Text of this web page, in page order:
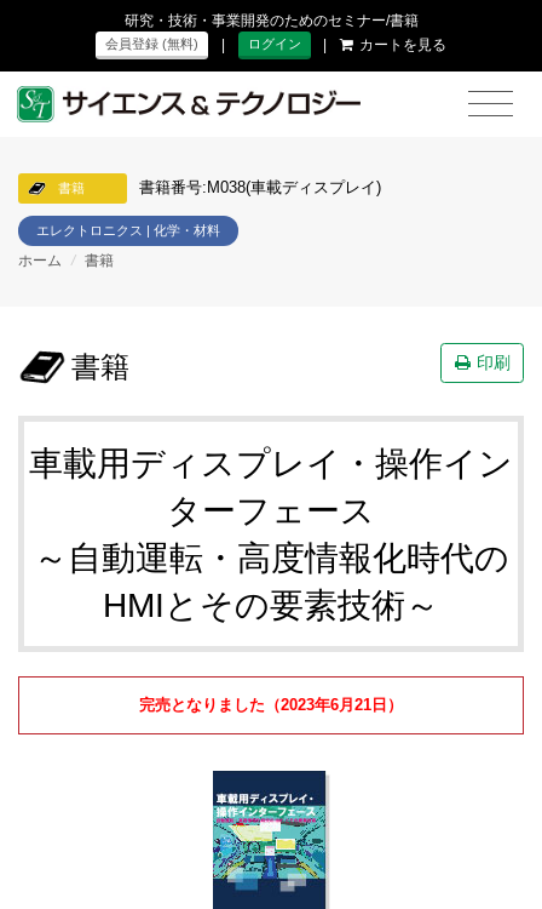
研究・技術・事業開発のためのセミナー/書籍
会員登録 (無料) | ログイン | カートを見る
書籍 書籍番号:M038(車載ディスプレイ)
エレクトロニクス | 化学・材料
ホーム / 書籍
書籍 印刷
車載用ディスプレイ・操作イン
ターフェース
～自動運転・高度情報化時代の
HMIとその要素技術～
完売となりました（2023年6月21日）